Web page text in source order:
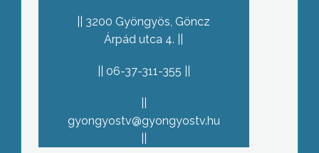
3200 Gyöngyös, Göncz
Árpád utca 4.
06-37-311-355
gyongyostv@gyongyostv.hu